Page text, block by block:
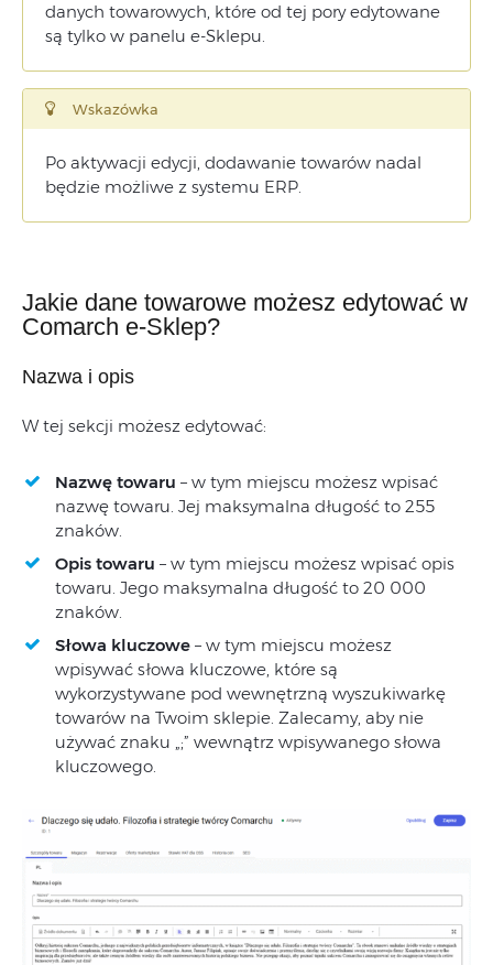
danych towarowych, które od tej poryedytowane
są tylko w panelu e-Sklepu.
Wskazówka
Po aktywacji edycji, dodawanie towarów nadal
będzie możliwe z systemu ERP.
Jakie dane towarowe możesz edytować w
Comarch e-Sklep?
Nazwa i opis
W tej sekcji możesz edytować:
Nazwę towaru – w tym miejscu możesz wpisać
nazwę towaru. Jej maksymalna długość to 255
znaków.
Opis towaru – w tym miejscu możesz wpisać opis
towaru. Jego maksymalna długość to 20 000
znaków.
Słowa kluczowe – w tym miejscu możesz
wpisywać słowa kluczowe, które są
wykorzystywane pod wewnętrzną wyszukiwarkę
towarów na Twoim sklepie. Zalecamy, aby nie
używać znaku „;” wewnątrz wpisywanego słowa
kluczowego.